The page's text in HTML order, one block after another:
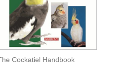
Cockatiel Handbook